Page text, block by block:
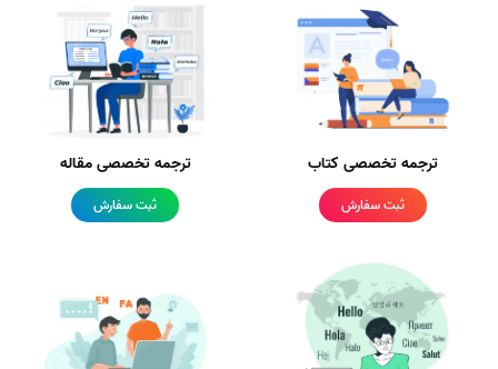
ترجمه تخصصی کتاب
ثبت سفارش
ترجمه تخصصی مقاله
ثبت سفارش